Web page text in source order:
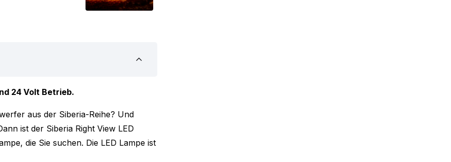
24 Volt Betrieb.
aus der Siberia-Reihe? Und
ist der Siberia Right View LED
die Sie suchen. Die LED Lampe ist
von 2880 Lumen sorgen. Durch